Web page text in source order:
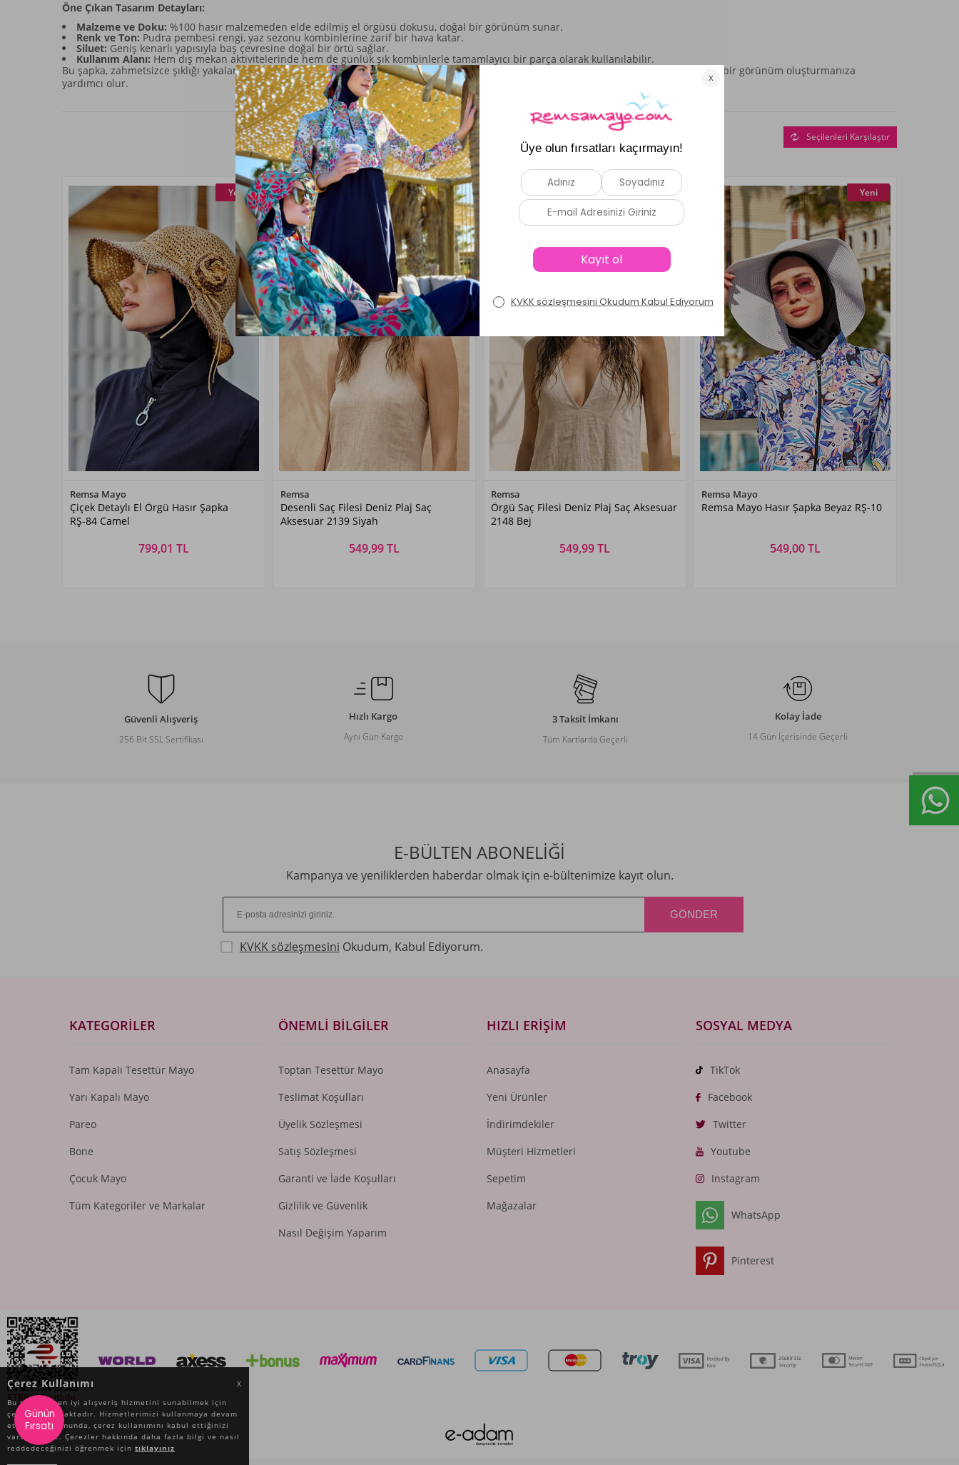
Öne Çıkan Tasarım Detayları:
Malzeme ve Doku: %100 hasır malzemeden elde edilmiş el örgüsü dokusu, doğal bir görünüm sunar.
Renk ve Ton: Pudra pembesi rengi, yaz sezonu kombinlerine zarif bir hava katar.
Siluet: Geniş kenarlı yapısıyla baş çevresine doğal bir örtü sağlar.
Kullanım Alanı: Hem dış mekan aktivitelerinde hem de günlük şık kombinlerle tamamlayıcı bir parça olarak kullanılabilir.
Bu şapka, zahmetsizce şıklığı yakalamak isteyenler için ideal bir seçenektir. Yapısı sayesinde farklı parçalarla bir araya gelerek bütünlüklü bir görünüm oluşturmanıza
yardımcı olur.
Benzer Ürünler
Seçilenleri Karşılaştır
Camel
Yeni
Remsa Mayo
Çiçek Detaylı El Örgü Hasır Şapka
RŞ-84 Camel
799,01 TL
Siyah
Yeni
Remsa
Desenli Saç Filesi Deniz Plaj Saç
Aksesuar 2139 Siyah
549,99 TL
Bej
Yeni
Remsa
Örgü Saç Filesi Deniz Plaj Saç Aksesuar
2148 Bej
549,99 TL
Beyaz
Yeni
Remsa Mayo
Remsa Mayo Hasır Şapka Beyaz RŞ-10
549,00 TL
Güvenli Alışveriş
256 Bit SSL Sertifikası
Hızlı Kargo
Aynı Gün Kargo
3 Taksit İmkanı
Tüm Kartlarda Geçerli
Kolay İade
14 Gün İçerisinde Geçerli
E-BÜLTEN ABONELİĞİ
Kampanya ve yeniliklerden haberdar olmak için e-bültenimize kayıt olun.
KVKK sözleşmesini Okudum, Kabul Ediyorum.
KATEGORILER
Tam Kapalı Tesettür Mayo
Yarı Kapalı Mayo
Pareo
Bone
Çocuk Mayo
Tüm Kategoriler ve Markalar
ÖNEMLI BILGILER
Toptan Tesettür Mayo
Teslimat Koşulları
Üyelik Sözleşmesi
Satış Sözleşmesi
Garanti ve İade Koşulları
Gizlilik ve Güvenlik
Nasıl Değişim Yaparım
HIZLI ERIŞIM
Anasayfa
Yeni Ürünler
İndirimdekiler
Müşteri Hizmetleri
Sepetim
Mağazalar
SOSYAL MEDYA
TikTok
Facebook
Twitter
Youtube
Instagram
WhatsApp
Pinterest
Çerez Kullanımı
X
Bu site size en iyi alışveriş hizmetini sunabilmek için
çerez kullanmaktadır. Hizmetlerimizi kullanmaya devam
etmeniz durumunda, çerez kullanımını kabul ettiğinizi
varsayacağız. Çerezler hakkında daha fazla bilgi ve nasıl
reddedeceğinizi öğrenmek için tıklayınız
Günün
Fırsatı